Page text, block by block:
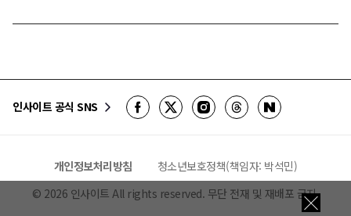
인사이트 공식 SNS
개인정보처리방침
청소년보호정책(책임자: 박석민)
© 2026 인사이트 All rights reserved. 무단 전재 및 재배포 금지.